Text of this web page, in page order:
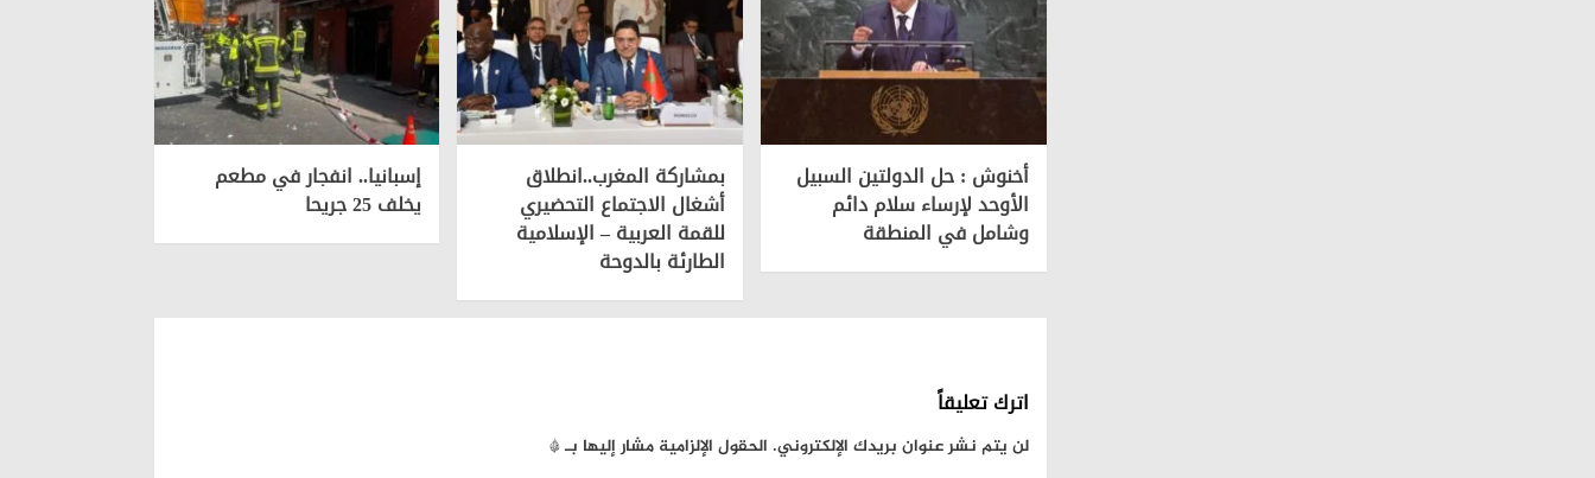
أخنوش : حل الدولتين السبيل
الأوحد لإرساء سلام دائم
وشامل في المنطقة
بمشاركة المغرب..انطلاق
أشغال الاجتماع التحضيري
للقمة العربية – الإسلامية
الطارئة بالدوحة
إسبانيا.. انفجار في مطعم
يخلف 25 جريحا
اترك تعليقاً
لن يتم نشر عنوان بريدك الإلكتروني. الحقول الإلزامية مشار إليها بـ*